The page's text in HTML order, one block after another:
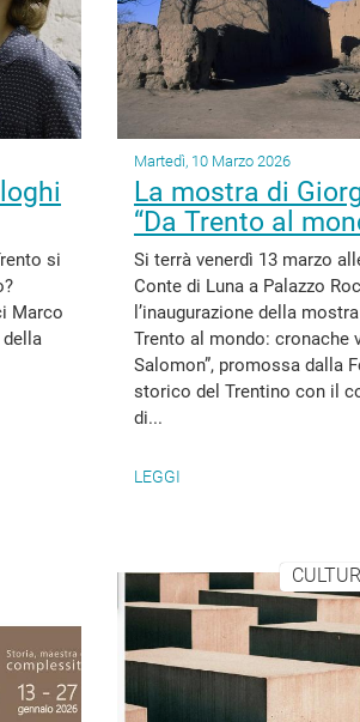
si
Marco
della
Martedì, 10 Marzo 2026
La mostra di
“Da Trento al
Si terrà venerdì 13 marzo
Conte di Luna a Palazzo
l’inaugurazione della
Trento al mondo: cronache
Salomon”, promossa dalla
storico del Trentino con il
di...
LEGGI